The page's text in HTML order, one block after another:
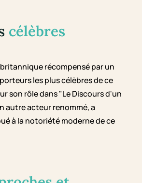
célèbres
récompensé par un
les plus célèbres de ce
son rôle dans "Le Discours d'un
autre acteur renommé, a
à la notoriété moderne de ce